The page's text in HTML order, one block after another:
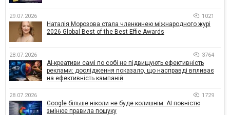
29.07.2026 1021
Наталія Морозова стала членкинею міжнародного журі
2026 Global Best of the Best Effie Awards
28.07.2026 3764
AI-креативи самі по собі не підвищують ефективність
реклами: дослідження показало, що насправді впливає
на ефективність кампаній
28.07.2026 1729
Google більше ніколи не буде колишнім: AI повністю
змінює правила пошуку